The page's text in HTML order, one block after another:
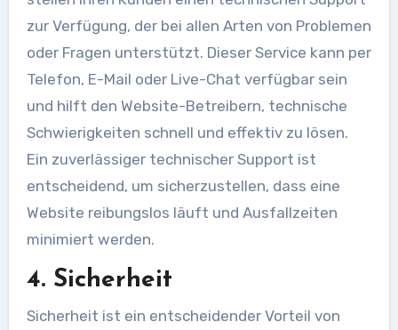
zur Verfügung, der bei allen Arten von Problemen
oder Fragen unterstützt. Dieser Service kann per
Telefon, E-Mail oder Live-Chat verfügbar sein
und hilft den Website-Betreibern, technische
Schwierigkeiten schnell und effektiv zu lösen.
Ein zuverlässiger technischer Support ist
entscheidend, um sicherzustellen, dass eine
Website reibungslos läuft und Ausfallzeiten
minimiert werden.
4. Sicherheit
Sicherheit ist ein entscheidender Vorteil von